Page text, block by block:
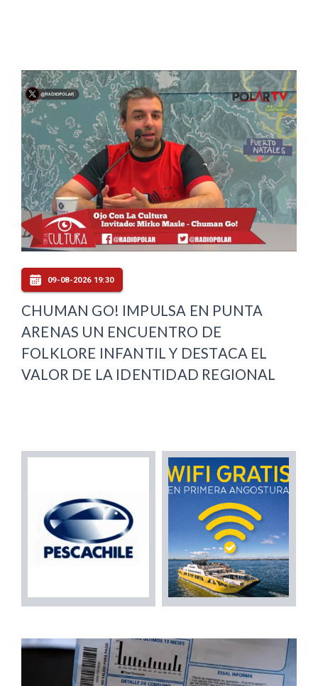
09-08-2026 19:30
CHUMAN GO! IMPULSA EN PUNTA
ARENAS UN ENCUENTRO DE
FOLKLORE INFANTIL Y DESTACA EL
VALOR DE LA IDENTIDAD REGIONAL